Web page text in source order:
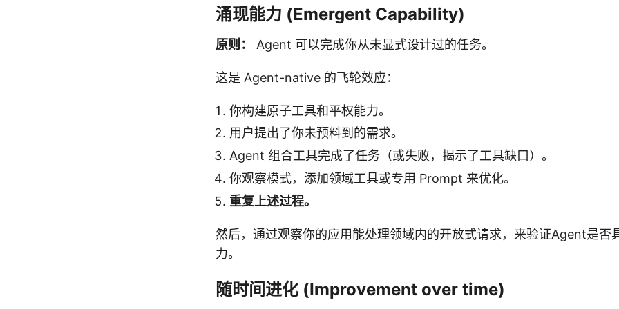
涌现能力 (Emergent Capability)
原则： Agent 可以完成你从未显式设计过的任务。
这是 Agent-native 的飞轮效应：
你构建原子工具和平权能力。
用户提出了你未预料到的需求。
Agent 组合工具完成了任务（或失败，揭示了工具缺口）。
你观察模式，添加领域工具或专用 Prompt 来优化。
重复上述过程。
然后，通过观察你的应用能处理领域内的开放式请求，来验证Agent是否
力。
随时间进化 (Improvement over time)